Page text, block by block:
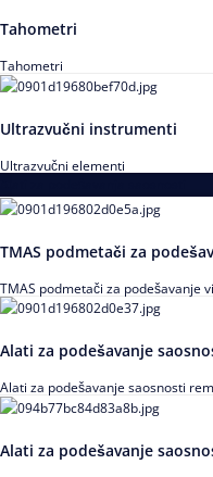
Tahometri
Tahometri
Ultrazvučni instrumenti
Ultrazvučni elementi
TMAS podmetači za
TMAS podmetači za podešavanje
Alati za podešavanje
Alati za podešavanje saosnosti
Alati za podešavanje